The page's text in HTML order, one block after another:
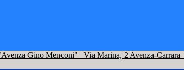
Gino Menconi" Via Marina, 2 Avenza-Carrara